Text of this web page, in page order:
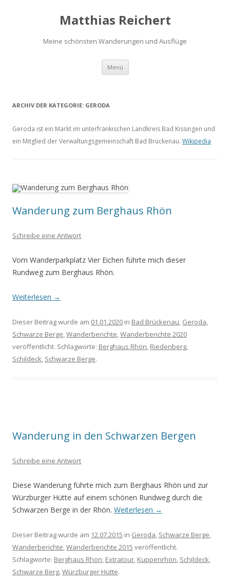
Matthias Reichert
Meine schönsten Wanderungen und Ausflüge
Menü Zum
springen
ARCHIV DER KATEGORIE: GERODA
Geroda ist ein Markt im unterfränkischen Landkreis Bad Kissingen und
ein Mitglied der Verwaltungsgemeinschaft Bad Brückenau. Wikipedia
Wanderung zum Berghaus Rhön
Schreibe eine Antwort
Vom Wanderparkplatz Vier Eichen führte mich dieser
Rundweg zum Berghaus Rhön.
Weiterlesen →
Dieser Beitrag wurde am 01.01.2020 in Bad Brückenau, Geroda,
Schwarze Berge,Wanderberichte,Wanderberichte 2020
veröffentlicht. Schlagworte: Berghaus Rhön, Riedenberg,
Schildeck, Schwarze Berge.
Wanderung in den Schwarzen Bergen
Schreibe eine Antwort
Diese Wanderung führte mich zum Berghaus Rhön und zur
Würzburger Hütte auf einem schönen Rundweg durch die
Schwarzen Berge in der Rhön. Weiterlesen →
Dieser Beitrag wurde am 12.07.2015 in Geroda, Schwarze Berge,
Wanderberichte,Wanderberichte 2015 veröffentlicht.
Schlagworte: Berghaus Rhön, Extratour, Kuppenrhön, Schildeck,
Schwarze Berg,Würzburger Hütte.